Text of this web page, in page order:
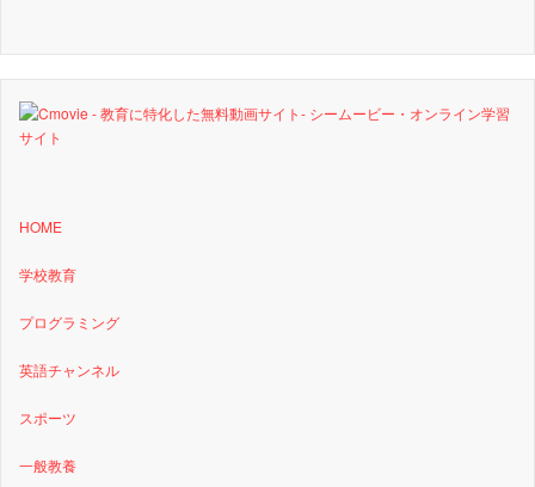
HOME
学校教育
プログラミング
英語チャンネル
スポーツ
一般教養